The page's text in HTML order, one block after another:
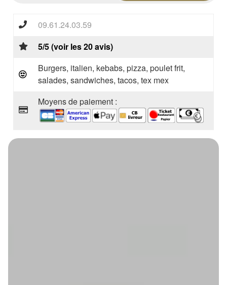
09.61.24.03.59
5/5 (voir les 20 avis)
Burgers, italien, kebabs, pizza, poulet frit,
salades, sandwiches, tacos, tex mex
Moyens de paiement :